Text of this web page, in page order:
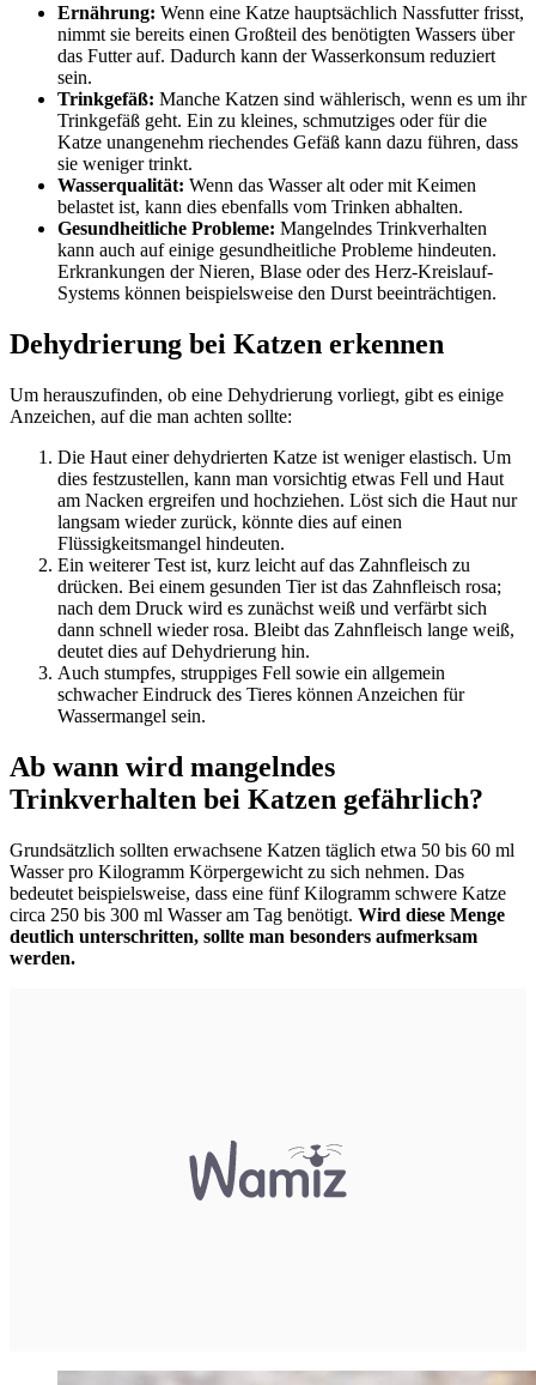
Ernährung: Wenn eine Katze hauptsächlich Nassfutter frisst,
nimmt sie bereits einen Großteil des benötigten Wassers über
das Futter auf. Dadurch kann der Wasserkonsum reduziert
sein.
Trinkgefäß: Manche Katzen sind wählerisch, wenn es um ihr
Trinkgefäß geht. Ein zu kleines, schmutziges oder für die
Katze unangenehm riechendes Gefäß kann dazu führen, dass
sie weniger trinkt.
Wasserqualität: Wenn das Wasser alt oder mit Keimen
belastet ist, kann dies ebenfalls vom Trinken abhalten.
Gesundheitliche Probleme: Mangelndes Trinkverhalten
kann auch auf einige gesundheitliche Probleme hindeuten.
Erkrankungen der Nieren, Blase oder des Herz-Kreislauf-
Systems können beispielsweise den Durst beeinträchtigen.
Dehydrierung bei Katzen erkennen
Um herauszufinden, ob eine Dehydrierung vorliegt, gibt es einige
Anzeichen, auf die man achten sollte:
Die Haut einer dehydrierten Katze ist weniger elastisch. Um
dies festzustellen, kann man vorsichtig etwas Fell und Haut
am Nacken ergreifen und hochziehen. Löst sich die Haut nur
langsam wieder zurück, könnte dies auf einen
Flüssigkeitsmangel hindeuten.
Ein weiterer Test ist, kurz leicht auf das Zahnfleisch zu
drücken. Bei einem gesunden Tier ist das Zahnfleisch rosa;
nach dem Druck wird es zunächst weiß und verfärbt sich
dann schnell wieder rosa. Bleibt das Zahnfleisch lange weiß,
deutet dies auf Dehydrierung hin.
Auch stumpfes, struppiges Fell sowie ein allgemein
schwacher Eindruck des Tieres können Anzeichen für
Wassermangel sein.
Ab wann wird mangelndes
Trinkverhalten bei Katzen gefährlich?
Grundsätzlich sollten erwachsene Katzen täglich etwa 50 bis 60 ml
Wasser pro Kilogramm Körpergewicht zu sich nehmen. Das
bedeutet beispielsweise, dass eine fünf Kilogramm schwere Katze
circa 250 bis 300 ml Wasser am Tag benötigt. Wird diese Menge
deutlich unterschritten, sollte man besonders aufmerksam
werden.